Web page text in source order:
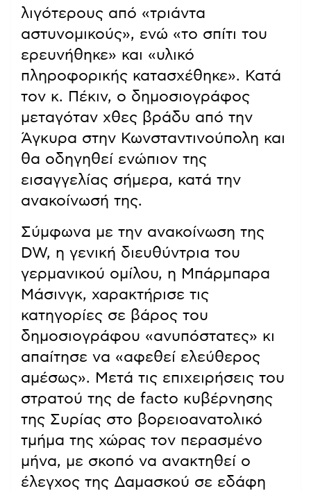
λιγότερους από «τριάντα
αστυνομικούς», ενώ «το σπίτι του
ερευνήθηκε» και «υλικό
πληροφορικής κατασχέθηκε». Κατά
τον κ. Πέκιν, ο δημοσιογράφος
μεταγόταν χθες βράδυ από την
Άγκυρα στην Κωνσταντινούπολη και
θα οδηγηθεί ενώπιον της
εισαγγελίας σήμερα, κατά την
ανακοίνωσή της.
Σύμφωνα με την ανακοίνωση της
DW, η γενική διευθύντρια του
γερμανικού ομίλου, η Μπάρμπαρα
Μάσινγκ, χαρακτήρισε τις
κατηγορίες σε βάρος του
δημοσιογράφου «ανυπόστατες» κι
απαίτησε να «αφεθεί ελεύθερος
αμέσως». Μετά τις επιχειρήσεις του
στρατού της de facto κυβέρνησης
της Συρίας στο βορειοανατολικό
τμήμα της χώρας τον περασμένο
μήνα, με σκοπό να ανακτηθεί ο
έλεγχος της Δαμασκού σε εδάφη